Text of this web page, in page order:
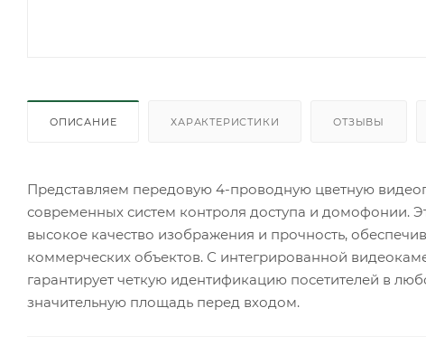
ОПИСАНИЕ ХАРАКТЕРИСТИКИ ОТЗЫВЫ
Представляем передовую 4-проводную цветную
современных систем контроля доступа и домофонии.
высокое качество изображения и прочность,
коммерческих объектов. С интегрированной
гарантирует четкую идентификацию посетителей в
значительную площадь перед входом.